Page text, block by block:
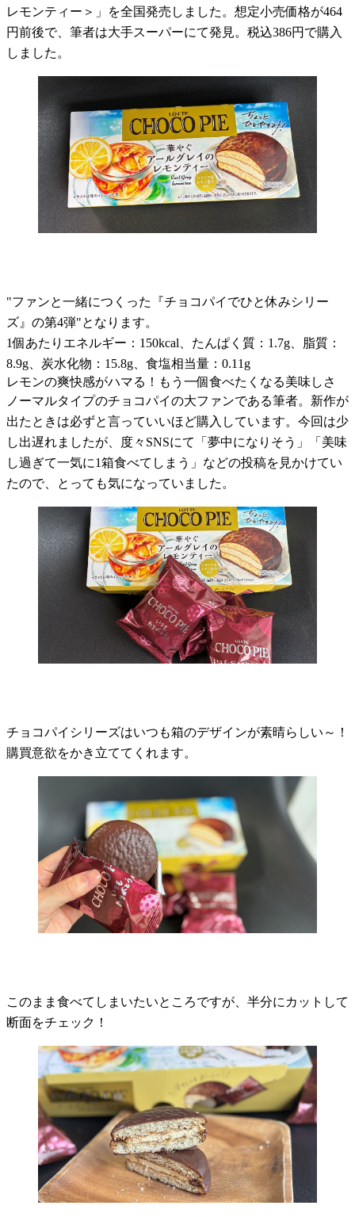
レモンティー＞」を全国発売しました。想定小売価格が464
円前後で、筆者は大手スーパーにて発見。税込386円で購入
しました。
"ファンと一緒につくった『チョコパイでひと休みシリー
ズ』の第4弾"となります。
1個あたりエネルギー：150kcal、たんぱく質：1.7g、脂質：
8.9g、炭水化物：15.8g、食塩相当量：0.11g
レモンの爽快感がハマる！もう一個食べたくなる美味しさ
ノーマルタイプのチョコパイの大ファンである筆者。新作が
出たときは必ずと言っていいほど購入しています。今回は少
し出遅れましたが、度々SNSにて「夢中になりそう」「美味
し過ぎて一気に1箱食べてしまう」などの投稿を見かけてい
たので、とっても気になっていました。
チョコパイシリーズはいつも箱のデザインが素晴らしい～！
購買意欲をかき立ててくれます。
このまま食べてしまいたいところですが、半分にカットして
断面をチェック！